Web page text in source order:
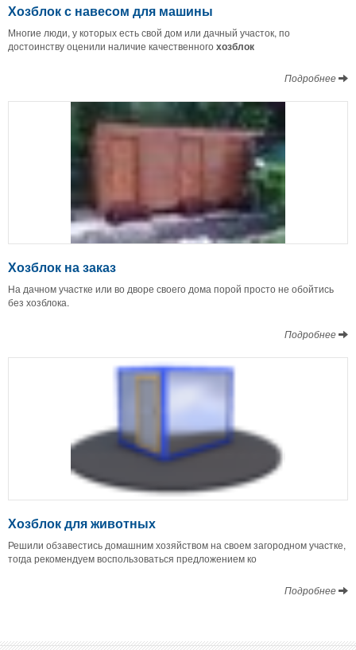
Хозблок с навесом для машины
Многие люди, у которых есть свой дом или дачный участок, по
достоинству оценили наличие качественногохозблок
Подробнее
Хозблок на заказ
На дачном участке или во дворе своего дома порой просто не обойтись
без хозблока.
Подробнее
Хозблок для животных
Решили обзавестись домашним хозяйством на своем загородном участке,
тогда рекомендуем воспользоваться предложением ко
Подробнее